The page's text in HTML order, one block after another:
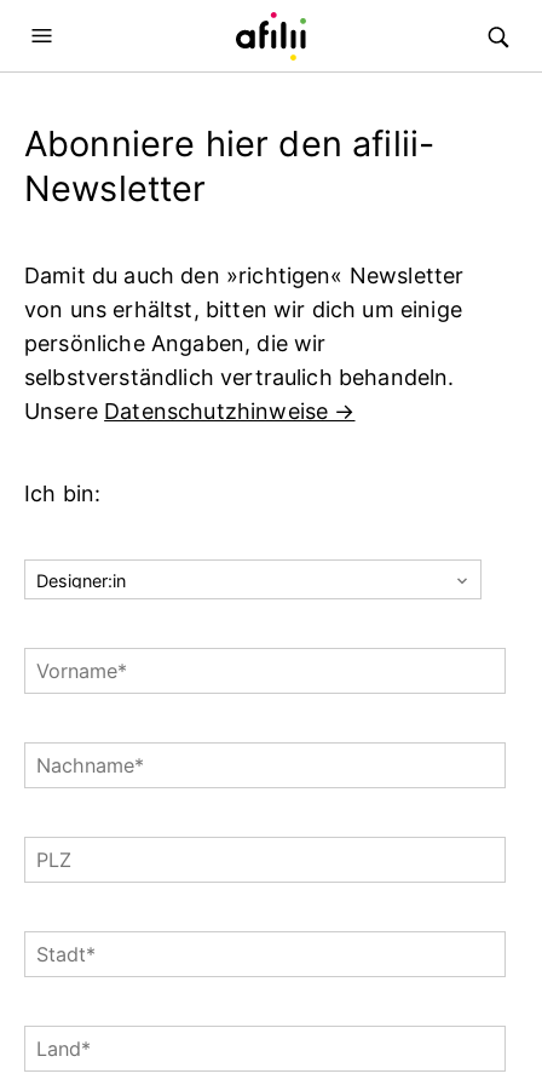
Abonniere hier den afilii-
Newsletter
Damit du auch den »richtigen« Newsletter
von uns erhältst, bitten wir dich um einige
persönliche Angaben, die wir
selbstverständlich vertraulich behandeln.
Unsere Datenschutzhinweise →
Ich bin: